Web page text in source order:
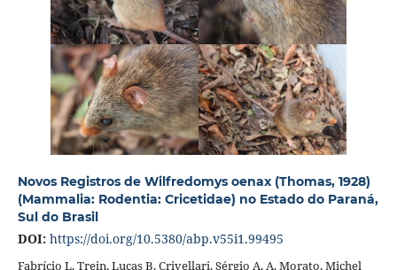
Novos Registros de Wilfredomys oenax (Thomas, 1928)
(Mammalia: Rodentia: Cricetidae) no Estado do Paraná,
Sul do Brasil
DOI: https://doi.org/10.5380/abp.v55i1.99495
Fabrício L. Trein, Lucas B. Crivellari, Sérgio A. A. Morato, Michel